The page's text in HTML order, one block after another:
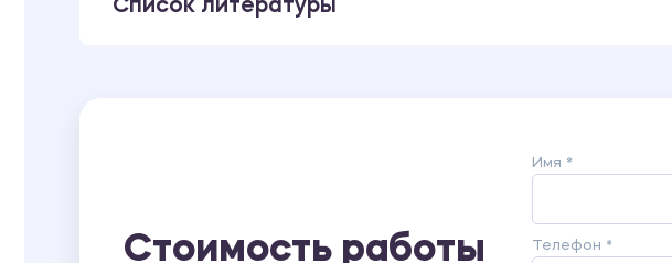
Список литературы
Стоимость работы
Имя *
Телефон *